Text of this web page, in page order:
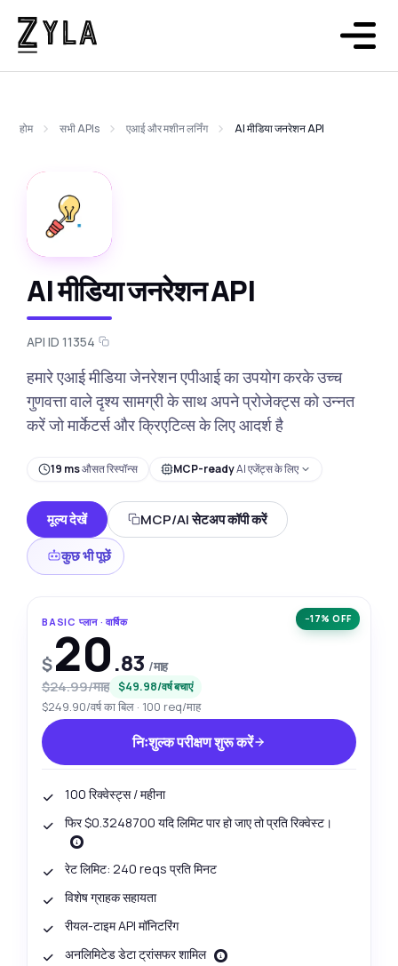
होम सभी APIs एआई और मशीन लर्निंग AI मीडिया जनरेशन API
AI मीडिया जनरेशन API
API ID 11354
हमारे एआई मीडिया जेनरेशन एपीआई का उपयोग करके उच्च
गुणवत्ता वाले दृश्य सामग्री के साथ अपने प्रोजेक्ट्स को उन्नत
करें जो मार्केटर्स और क्रिएटिव्स के लिए आदर्श है
19 msऔसत रिस्पॉन्स MCP-readyAI एजेंट्स के लिए
मूल्य देखें
MCP/AI सेटअप कॉपी करें
कुछ भी पूछें
−17% OFF
BASIC प्लान · वार्षिक
$20.83 /माह
$24.99/माह $49.98/वर्ष बचाएं
$249.90/वर्ष का बिल · 100 req/माह
निःशुल्क परीक्षण शुरू करें
100 रिक्वेस्ट्स / महीना
फिर $0.3248700 यदि लिमिट पार हो जाए तो प्रति रिक्वेस्ट।
रेट लिमिट: 240 reqs प्रति मिनट
विशेष ग्राहक सहायता
रीयल-टाइम API मॉनिटरिंग
अनलिमिटेड डेटा ट्रांसफर शामिल